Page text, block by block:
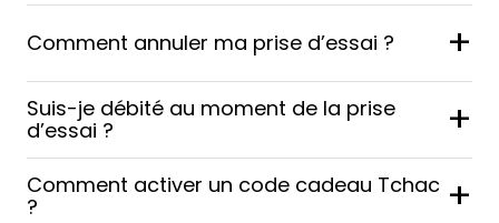
Comment annuler ma prise d’essai ? +
Suis-je débité au moment de la prise
d’essai ?
+
Comment activer un code cadeau Tchac
?
+